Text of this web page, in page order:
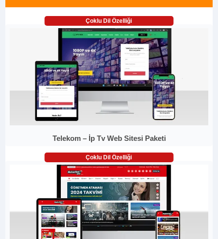
Çoklu Dil Özelliği
Telekom – İp Tv Web Sitesi Paketi
Çoklu Dil Özelliği